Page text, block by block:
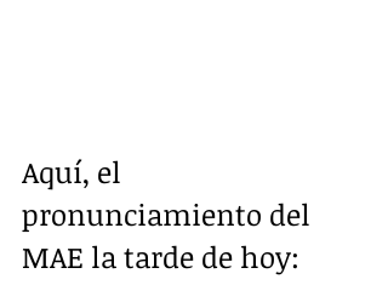
Aquí, el
pronunciamiento del
MAE la tarde de hoy: